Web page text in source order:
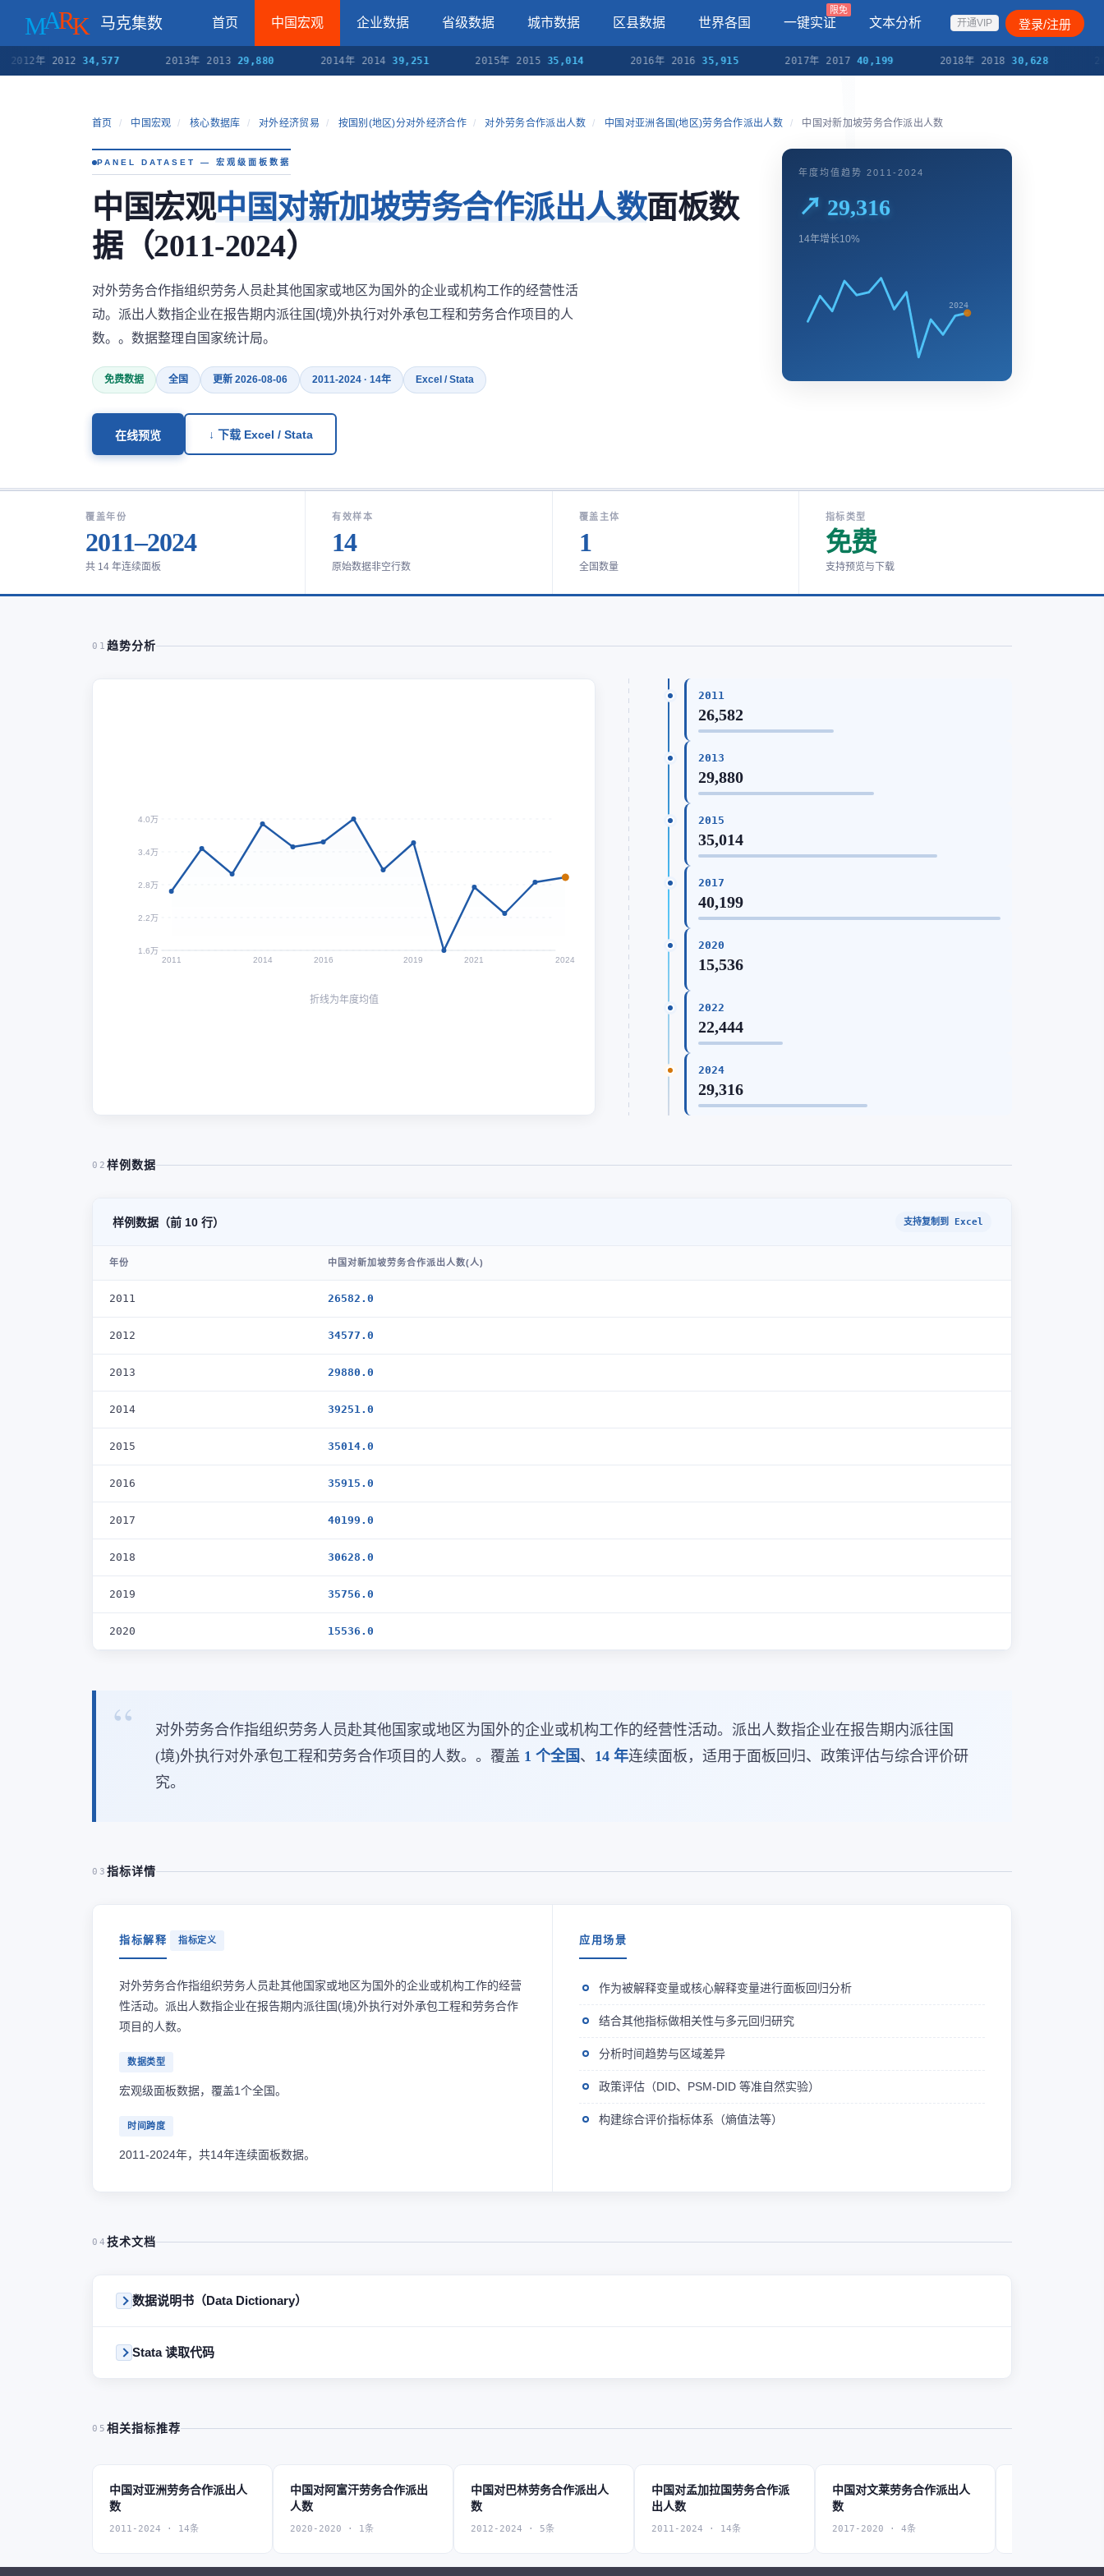
马克集数 首页 中国宏观 企业数据 省级数据 城市数据 区县数据 世界各国 一键实证
限免
文本分析 开通VIP 登录/注册
年 201234,577 2013年 201329,880 2014年 201439,251 2015年 201535,014 2016年 201635,915 2017年 201740,199 2018年 201830,628
首页 / 中国宏观 / 核心数据库 / 对外经济贸易 / 按国别(地区)分对外经济合作 / 对外劳务合作派出人数 / 中国对亚洲各国(地区)劳务合作派出人数 / 中国对新加坡劳务合作派出人数
PANEL DATASET — 宏观级面板数据
中国宏观中国对新加坡劳务合作派出人数面板数
据（2011-2024）
对外劳务合作指组织劳务人员赴其他国家或地区为国外的企业或机构工作的经营性活
动。派出人数指企业在报告期内派往国(境)外执行对外承包工程和劳务合作项目的人
数。。数据整理自国家统计局。
免费数据 全国 更新 2026-08-06 2011-2024 · 14年 Excel / Stata
在线预览 ↓ 下载 Excel / Stata
年度均值趋势 2011-2024
↗ 29,316
14年增长10%
2024
覆盖年份
2011–2024
共 14 年连续面板
有效样本
14
原始数据非空行数
覆盖主体
1
全国数量
指标类型
免费
支持预览与下载
01 趋势分析
4.0万
3.4万
2.8万
2.2万
1.6万
2011
2014 2016 2019 2021 2024
折线为年度均值
2011
26,582
2013
29,880
2015
35,014
2017
40,199
2020
15,536
2022
22,444
2024
29,316
02 样例数据
样例数据（前 10 行） 支持复制到 Excel
年份 中国对新加坡劳务合作派出人数(人)
2011 26582.0
2012 34577.0
2013 29880.0
2014 39251.0
2015 35014.0
2016 35915.0
2017 40199.0
2018 30628.0
2019 35756.0
2020 15536.0
对外劳务合作指组织劳务人员赴其他国家或地区为国外的企业或机构工作的经营性活动。派出人数指企业在报告期内派往国
(境)外执行对外承包工程和劳务合作项目的人数。。覆盖 1 个全国 、 14 年连续面板，适用于面板回归、政策评估与综合评价研
究。
03 指标详情
指标解释 指标定义
对外劳务合作指组织劳务人员赴其他国家或地区为国外的企业或机构工作的经营
性活动。派出人数指企业在报告期内派往国(境)外执行对外承包工程和劳务合作
项目的人数。
数据类型
宏观级面板数据，覆盖1个全国。
时间跨度
2011-2024年，共14年连续面板数据。
应用场景
作为被解释变量或核心解释变量进行面板回归分析
结合其他指标做相关性与多元回归研究
分析时间趋势与区域差异
政策评估（DID、PSM-DID 等准自然实验）
构建综合评价指标体系（熵值法等）
04 技术文档
数据说明书（Data Dictionary）
Stata 读取代码
05 相关指标推荐
中国对亚洲劳务合作派出人
数
2011-2024 · 14条
中国对阿富汗劳务合作派出
人数
2020-2020 · 1条
中国对巴林劳务合作派出人
数
2012-2024 · 5条
中国对孟加拉国劳务合作派
出人数
2011-2024 · 14条
中国对文莱劳务合作派出人
数
2017-2020 · 4条